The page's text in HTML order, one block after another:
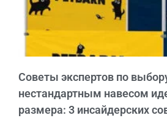
Советы экспертов по
нестандартным навесом
размера: 3 инсайдерских